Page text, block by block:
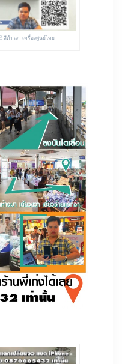
สีดำ เงา เครื่องศูนย์ไทย